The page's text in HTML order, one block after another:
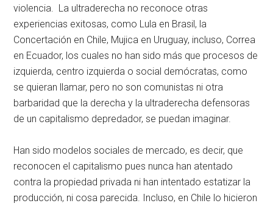
violencia. La ultraderecha no reconoce otras
experiencias exitosas, como Lula en Brasil, la
Concertación en Chile, Mujica en Uruguay, incluso, Correa
en Ecuador, los cuales no han sido más que procesos de
izquierda, centro izquierda o social demócratas, como
se quieran llamar, pero no son comunistas ni otra
barbaridad que la derecha y la ultraderecha defensoras
de un capitalismo depredador, se puedan imaginar.
Han sido modelos sociales de mercado, es decir, que
reconocen el capitalismo pues nunca han atentado
contra la propiedad privada ni han intentado estatizar la
producción, ni cosa parecida. Incluso, en Chile lo hicieron